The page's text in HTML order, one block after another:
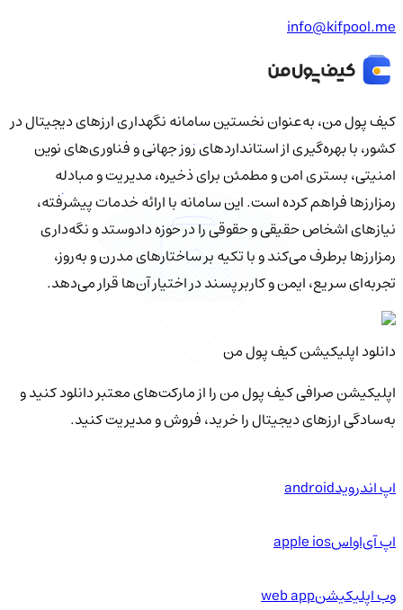
info@kifpool.me
کیف‌ پول من، به‌عنوان نخستین سامانه نگهداری ارزهای دیجیتال در
کشور، با بهره‌گیری از استانداردهای روز جهانی و فناوری‌های نوین
امنیتی، بستری امن و مطمئن برای ذخیره، مدیریت و مبادله
رمزارزها فراهم کرده است. این سامانه با ارائه خدمات پیشرفته،
نیازهای اشخاص حقیقی و حقوقی را در حوزه دادوستد و نگه‌داری
رمزارزها برطرف می‌کند و با تکیه بر ساختارهای مدرن و به‌روز،
تجربه‌ای سریع، ایمن و کاربرپسند در اختیار آن‌ها قرار می‌دهد.
دانلود اپلیکیشن کیف‌ پول من
اپلیکیشن صرافی کیف پول من را از مارکت‌های معتبر دانلود کنید و
به‌سادگی ارزهای دیجیتال را خرید، فروش و مدیریت کنید.
اپ اندرویدandroid
اپ آی‌او‌اسapple ios
وب اپلیکیشنweb app